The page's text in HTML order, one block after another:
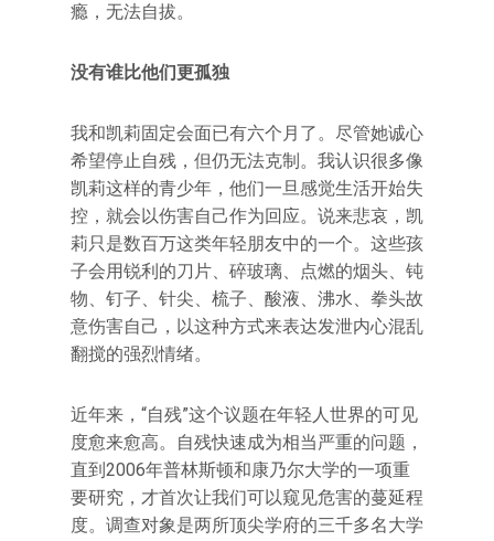
瘾，无法自拔。
没有谁比他们更孤独
我和凯莉固定会面已有六个月了。尽管她诚心
希望停止自残，但仍无法克制。我认识很多像
凯莉这样的青少年，他们一旦感觉生活开始失
控，就会以伤害自己作为回应。说来悲哀，凯
莉只是数百万这类年轻朋友中的一个。这些孩
子会用锐利的刀片、碎玻璃、点燃的烟头、钝
物、钉子、针尖、梳子、酸液、沸水、拳头故
意伤害自己，以这种方式来表达发泄内心混乱
翻搅的强烈情绪。
近年来，“自残”这个议题在年轻人世界的可见
度愈来愈高。自残快速成为相当严重的问题，
直到2006年普林斯顿和康乃尔大学的一项重
要研究，才首次让我们可以窥见危害的蔓延程
度。调查对象是两所顶尖学府的三千多名大学